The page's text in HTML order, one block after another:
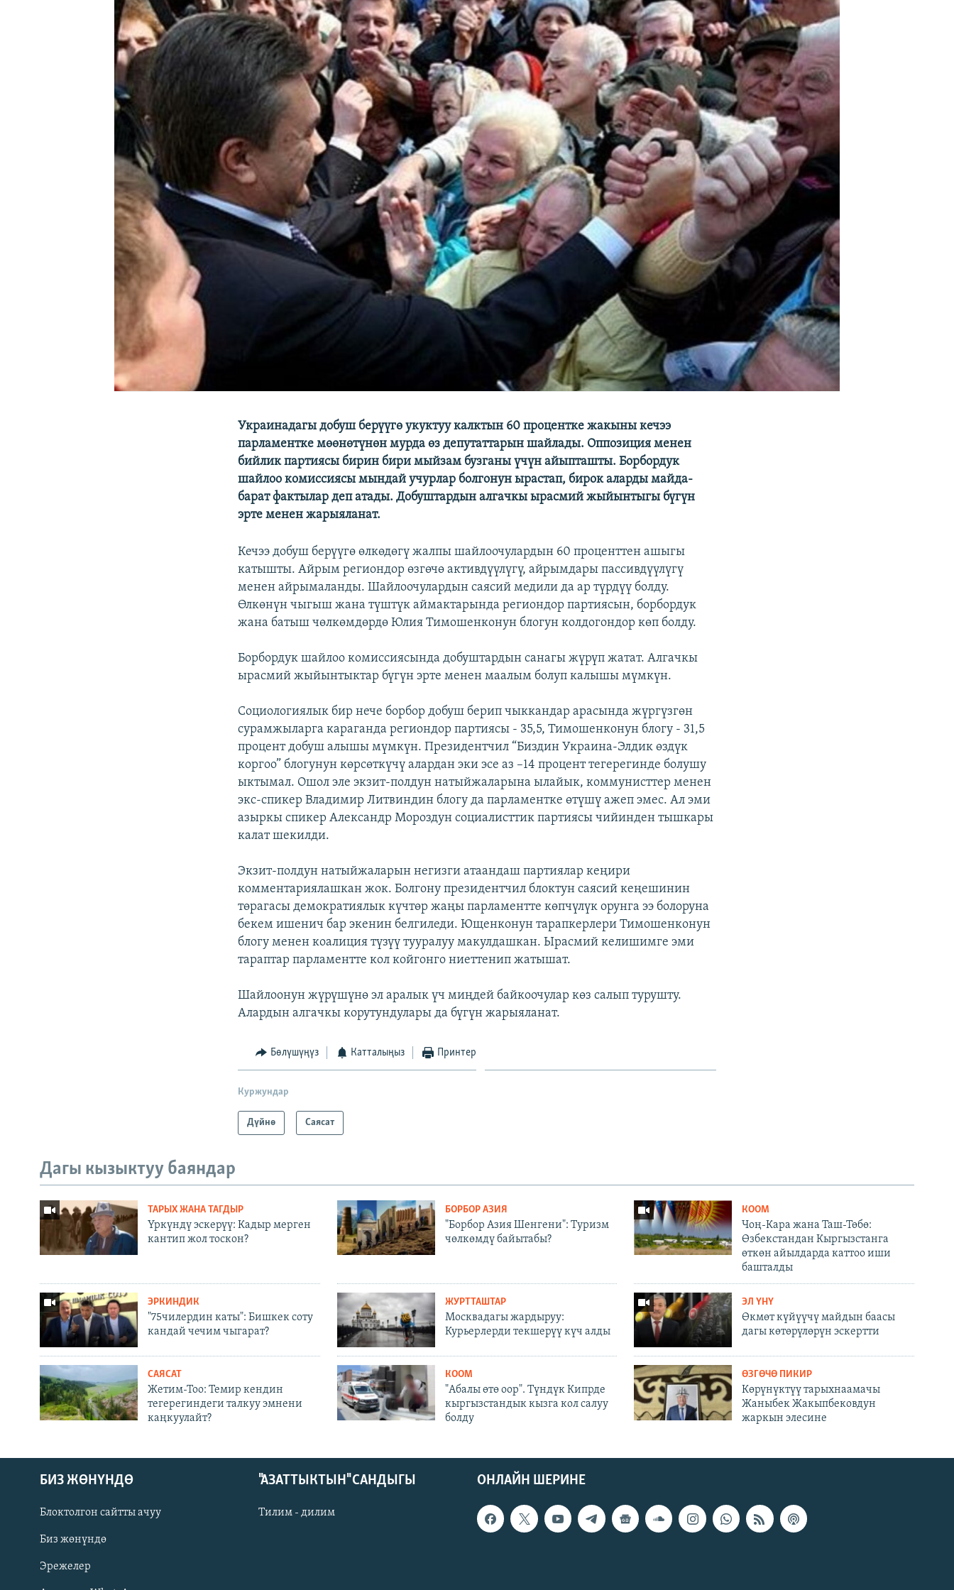
ЫҢГАЙСЫЗ СУРООЛОР
Русский
Украинадагы добуш берүүгө укуктуу калктын 60 процентке жакыны кечээ
парламентке мөөнөтүнөн мурда өз депутаттарын шайлады. Оппозиция менен
бийлик партиясы бирин бири мыйзам бузганы үчүн айыпташты. Борбордук
шайлоо комиссиясы мындай учурлар болгонун ырастап, бирок аларды майда-
барат фактылар деп атады. Добуштардын алгачкы ырасмий жыйынтыгы бүгүн
эрте менен жарыяланат.
Кечээ добуш берүүгө өлкөдөгү жалпы шайлоочулардын 60 проценттен ашыгы
катышты. Айрым региондор өзгөчө активдүүлүгү, айрымдары пассивдүүлүгү
менен айрымаланды. Шайлоочулардын саясий медили да ар түрдүү болду.
Өлкөнүн чыгыш жана түштүк аймактарында региондор партиясын, борбордук
жана батыш чөлкөмдөрдө Юлия Тимошенконун блогун колдогондор көп болду.
Борбордук шайлоо комиссиясында добуштардын санагы жүрүп жатат. Алгачкы
ырасмий жыйынтыктар бүгүн эрте менен маалым болуп калышы мүмкүн.
Социологиялык бир нече борбор добуш берип чыккандар арасында жүргүзгөн
сурамжыларга караганда региондор партиясы - 35,5, Тимошенконун блогу - 31,5
процент добуш алышы мүмкүн. Президентчил “Биздин Украина-Элдик өздүк
коргоо” блогунун көрсөткүчү алардан эки эсе аз –14 процент тегерегинде болушу
ыктымал. Ошол эле экзит-полдун натыйжаларына ылайык, коммунисттер менен
экс-спикер Владимир Литвиндин блогу да парламентке өтүшү ажеп эмес. Ал эми
азыркы спикер Александр Мороздун социалисттик партиясы чийинден тышкары
калат шекилди.
Экзит-полдун натыйжаларын негизги атаандаш партиялар кеңири
комментариялашкан жок. Болгону президентчил блоктун саясий кеңешинин
төрагасы демократиялык күчтөр жаңы парламентте көпчүлүк орунга ээ болоруна
бекем ишенич бар экенин белгиледи. Ющенконун тарапкерлери Тимошенконун
блогу менен коалиция түзүү тууралуу макулдашкан. Ырасмий келишимге эми
тараптар парламентте кол койгонго ниеттенип жатышат.
Шайлоонун жүрүшүнө эл аралык үч миңдей байкоочулар көз салып турушту.
Алардын алгачкы корутундулары да бүгүн жарыяланат.
Бөлүшүңүз Катталыңыз Принтер
Куржундар
Дүйнө Саясат
Дагы кызыктуу баяндар
ТАРЫХ ЖАНА ТАГДЫР
Үркүндү эскерүү: Кадыр мерген
кантип жол тоскон?
БОРБОР АЗИЯ
"Борбор Азия Шенгени": Туризм
чөлкөмдү байытабы?
КООМ
Чоң-Кара жана Таш-Төбө:
Өзбекстандан Кыргызстанга
өткөн айылдарда каттоо иши
башталды
ЭРКИНДИК
"75чилердин каты": Бишкек соту
кандай чечим чыгарат?
ЖУРТТАШТАР
Москвадагы жардыруу:
Курьерлерди текшерүү күч алды
ЭЛ ҮНҮ
Өкмөт күйүүчү майдын баасы
дагы көтөрүлөрүн эскертти
САЯСАТ
Жетим-Тоо: Темир кендин
тегерегиндеги талкуу эмнени
каңкуулайт?
КООМ
"Абалы өтө оор". Түндүк Кипрде
кыргызстандык кызга кол салуу
болду
ӨЗГӨЧӨ ПИКИР
Көрүнүктүү тарыхнаамачы
Жаныбек Жакыпбековдун
жаркын элесине
ОНЛАЙН ШЕРИНЕ
БИЗ ЖӨНҮНДӨ
Блоктолгон сайтты ачуу
Биз жөнүндө
Эрежелер
"АЗАТТЫКТЫН" САНДЫГЫ
Тилим - дилим